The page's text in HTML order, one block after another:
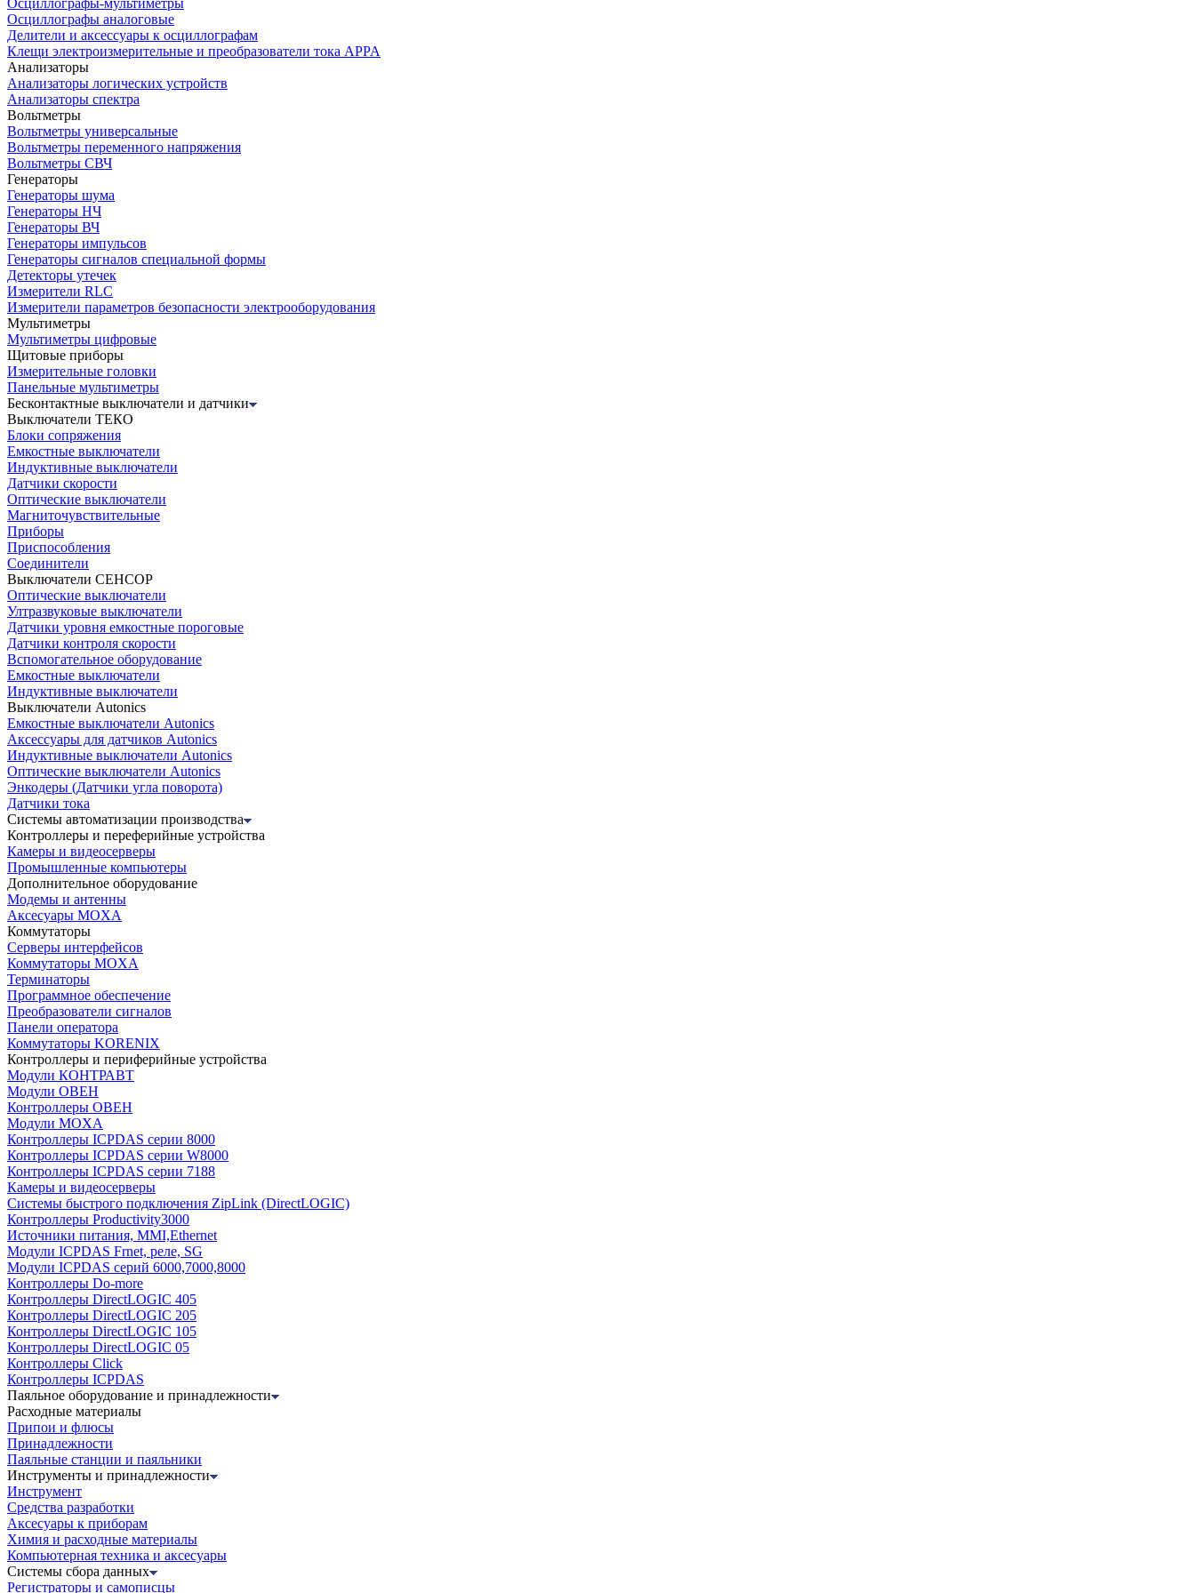
Осциллографы-мультиметры
Осциллографы аналоговые
Делители и аксессуары к осциллографам
Клещи электроизмерительные и преобразователи тока APPA
Анализаторы
Анализаторы логических устройств
Анализаторы спектра
Вольтметры
Вольтметры универсальные
Вольтметры переменного напряжения
Вольтметры СВЧ
Генераторы
Генераторы шума
Генераторы НЧ
Генераторы ВЧ
Генераторы импульсов
Генераторы сигналов специальной формы
Детекторы утечек
Измерители RLC
Измерители параметров безопасности электрооборудования
Мультиметры
Мультиметры цифровые
Щитовые приборы
Измерительные головки
Панельные мультиметры
Бесконтактные выключатели и датчики
Выключатели ТЕКО
Блоки сопряжения
Емкостные выключатели
Индуктивные выключатели
Датчики скорости
Оптические выключатели
Магниточувствительные
Приборы
Приспособления
Соединители
Выключатели СЕНСОР
Оптические выключатели
Ултразвуковые выключатели
Датчики уровня емкостные пороговые
Датчики контроля скорости
Вспомогательное оборудование
Емкостные выключатели
Индуктивные выключатели
Выключатели Autonics
Емкостные выключатели Autonics
Аксессуары для датчиков Autonics
Индуктивные выключатели Autonics
Оптические выключатели Autonics
Энкодеры (Датчики угла поворота)
Датчики тока
Системы автоматизации производства
Контроллеры и переферийные устройства
Камеры и видеосерверы
Промышленные компьютеры
Дополнительное оборудование
Модемы и антенны
Аксесуары MOXA
Коммутаторы
Серверы интерфейсов
Коммутаторы MOXA
Терминаторы
Программное обеспечение
Преобразователи сигналов
Панели оператора
Коммутаторы KORENIX
Контроллеры и периферийные устройства
Модули КОНТРАВТ
Модули ОВЕН
Контроллеры ОВЕН
Модули MOXA
Контроллеры ICPDAS серии 8000
Контроллеры ICPDAS серии W8000
Контроллеры ICPDAS серии 7188
Камеры и видеосерверы
Системы быстрого подключения ZipLink (DirectLOGIC)
Контроллеры Productivity3000
Источники питания, MMI,Ethernet
Модули ICPDAS Frnet, реле, SG
Модули ICPDAS серий 6000,7000,8000
Контроллеры Do-more
Контроллеры DirectLOGIC 405
Контроллеры DirectLOGIC 205
Контроллеры DirectLOGIC 105
Контроллеры DirectLOGIC 05
Контроллеры Click
Контроллеры ICPDAS
Паяльное оборудование и принадлежности
Расходные материалы
Припои и флюсы
Принадлежности
Паяльные станции и паяльники
Инструменты и принадлежности
Инструмент
Средства разработки
Аксесуары к приборам
Химия и расходные материалы
Компьютерная техника и аксесуары
Системы сбора данных
Регистраторы и самописцы